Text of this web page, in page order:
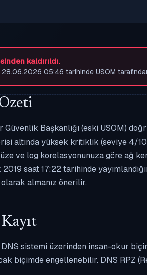
kaldırıldı.
05:46 tarihinde USOM
Güvenlik Başkanlığı (eski USOM)
altında yüksek kritiklik (seviye 4/
ve log korelasyonunuza göre ağ
saat 17:22 tarihinde
olarak almanız önerilir.
DNS sistemi üzerinden insan-okur
biçimde engellenebilir. DNS RPZ